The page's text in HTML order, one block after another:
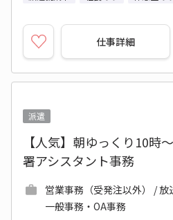
仕事詳細
派遣
【人気】朝ゆっくり10
署アシスタント事務
営業事務（受発注以外） /
一般事務・OA事務